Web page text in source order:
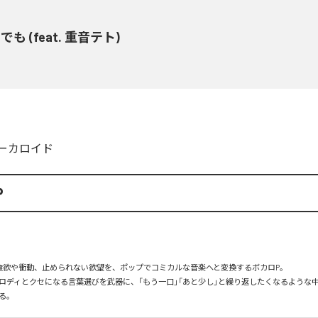
も (feat. 重音テト)
カロイド
や衝動、止められない欲望を、ポップでコミカルな音楽へと変換するボカロP。
ディとクセになる言葉選びを武器に、「もう一口」「あと少し」と繰り返したくなるような
。